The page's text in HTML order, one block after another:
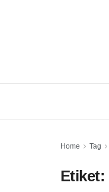
Home Tag
Etiket: